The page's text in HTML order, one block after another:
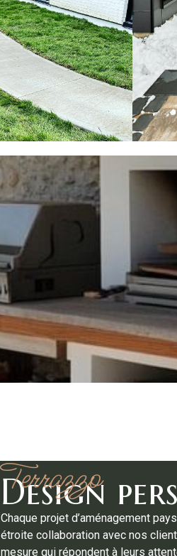
Terrazzo
Design
Chaque projet d’aménagement
étroite collaboration avec nos
mesure qui répondent à leurs